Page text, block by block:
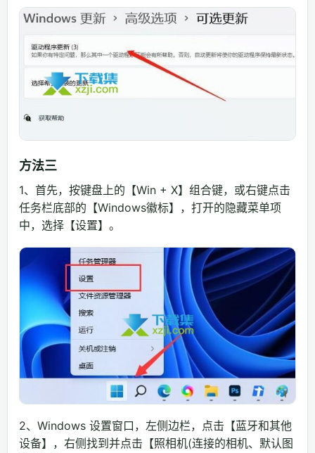
方法三
1、首先，按键盘上的【Win + X】组合键，或右键点击
任务栏底部的【Windows徽标】，打开的隐藏菜单项
中，选择【设置】。
2、Windows 设置窗口，左侧边栏，点击【蓝牙和其他
设备】，右侧找到并点击【照相机(连接的相机、默认图